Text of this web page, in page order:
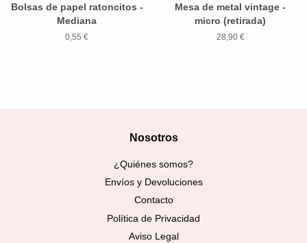
Bolsas de papel ratoncitos -
Mediana
0,55 €
Mesa de metal vintage -
micro (retirada)
28,90 €
Nosotros
¿Quiénes somos?
Envíos y Devoluciones
Contacto
Política de Privacidad
Aviso Legal